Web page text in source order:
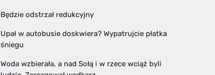
Będzie odstrzał redukcyjny
Upał w autobusie doskwiera? Wypatrujcie płatka
śniegu
Woda wzbierała, a nad Sołą i w rzece wciąż byli